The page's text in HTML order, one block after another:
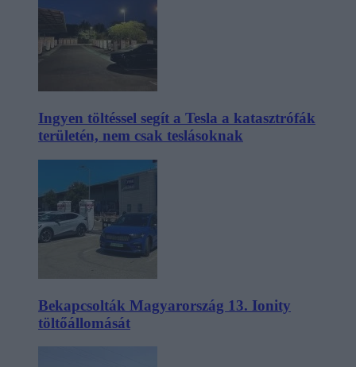
Ingyen töltéssel segít a Tesla a katasztrófák
területén, nem csak teslásoknak
Bekapcsolták Magyarország 13. Ionity
töltőállomását